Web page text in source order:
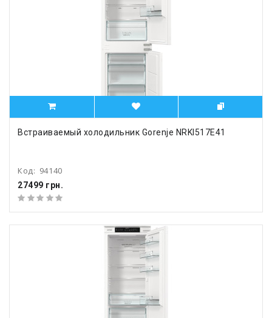
Встраиваемый холодильник Gorenje NRKI517E41
Код: 94140
27499 грн.